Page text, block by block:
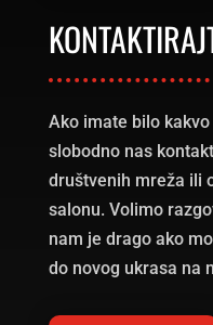
Ako imate bilo
slobodno nas
društvenih mreža ili
salonu. Volimo
nam je drago ako
do novog ukrasa na